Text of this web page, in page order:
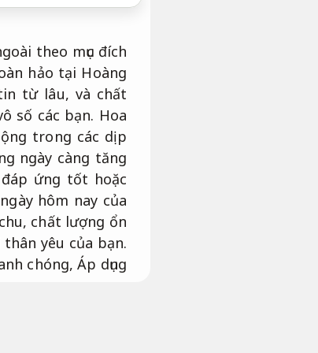
theo mục đích
hảo tại Hoàng
từ lâu, và chất
số các bạn. Hoa
trong các dịp
ngày càng tăng
ứng tốt hoặc
hôm nay của
chất lượng ổn
yêu của bạn.
chóng,Áp dụng